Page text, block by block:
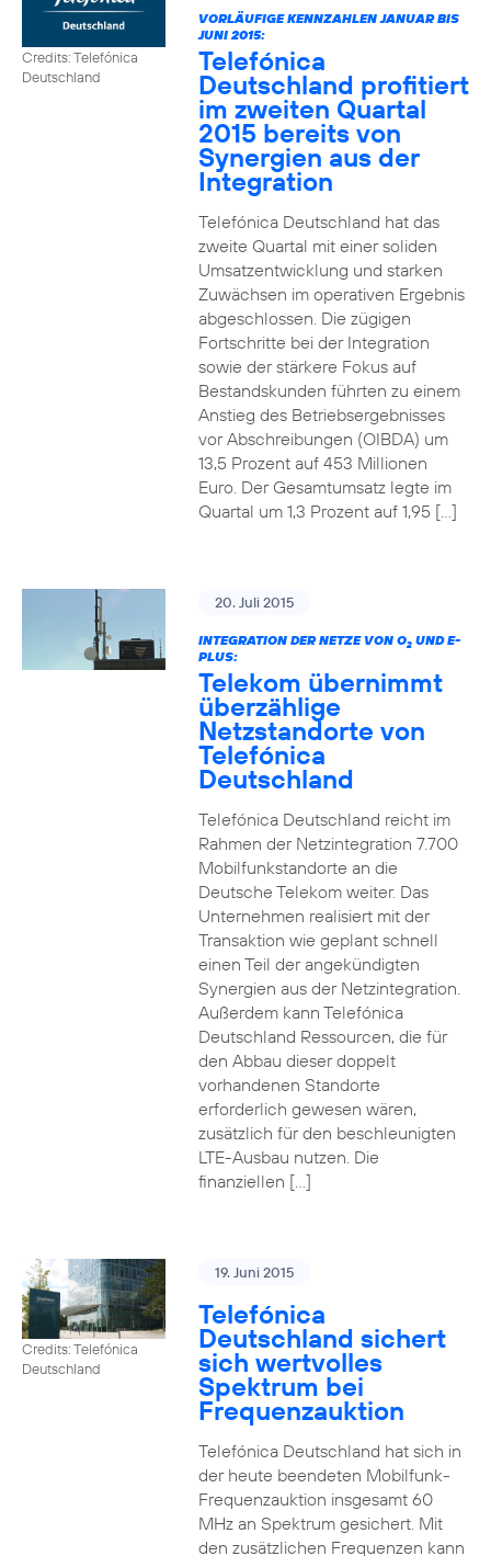
Credits: Telefónica
Deutschland
VORLÄUFIGE KENNZAHLEN JANUAR BIS
JUNI 2015:
Telefónica
Deutschland profitiert
im zweiten Quartal
2015 bereits von
Synergien aus der
Integration
Telefónica Deutschland hat das
zweite Quartal mit einer soliden
Umsatzentwicklung und starken
Zuwächsen im operativen Ergebnis
abgeschlossen. Die zügigen
Fortschritte bei der Integration
sowie der stärkere Fokus auf
Bestandskunden führten zu einem
Anstieg des Betriebsergebnisses
vor Abschreibungen (OIBDA) um
13,5 Prozent auf 453 Millionen
Euro. Der Gesamtumsatz legte im
Quartal um 1,3 Prozent auf 1,95 […]
20. Juli 2015
INTEGRATION DER NETZE VON O2UND E-
PLUS:
Telekom übernimmt
überzählige
Netzstandorte von
Telefónica
Deutschland
Telefónica Deutschland reicht im
Rahmen der Netzintegration 7.700
Mobilfunkstandorte an die
Deutsche Telekom weiter. Das
Unternehmen realisiert mit der
Transaktion wie geplant schnell
einen Teil der angekündigten
Synergien aus der Netzintegration.
Außerdem kann Telefónica
Deutschland Ressourcen, die für
den Abbau dieser doppelt
vorhandenen Standorte
erforderlich gewesen wären,
zusätzlich für den beschleunigten
LTE-Ausbau nutzen. Die
finanziellen […]
Credits: Telefónica
Deutschland
19. Juni 2015
Telefónica
Deutschland sichert
sich wertvolles
Spektrum bei
Frequenzauktion
Telefónica Deutschland hat sich in
der heute beendeten Mobilfunk-
Frequenzauktion insgesamt 60
MHz an Spektrum gesichert. Mit
den zusätzlichen Frequenzen kann